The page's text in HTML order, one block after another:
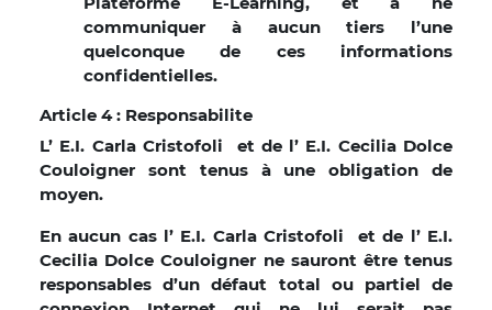
communiquer à aucun tiers l’une
quelconque de ces informations
confidentielles.
Article 4 : Responsabilite
L’ E.I. Carla Cristofoli et de l’ E.I. Cecilia Dolce
Couloigner sont tenus à une obligation de
moyen.
En aucun cas l’ E.I. Carla Cristofoli et de l’ E.I.
Cecilia Dolce Couloigner ne sauront être tenus
responsables d’un défaut total ou partiel de